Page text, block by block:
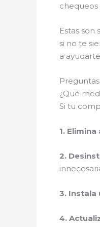
chequeos
Estas
si no te
a
¿Qué
Si tu
1.
2.
3. Instala
4.